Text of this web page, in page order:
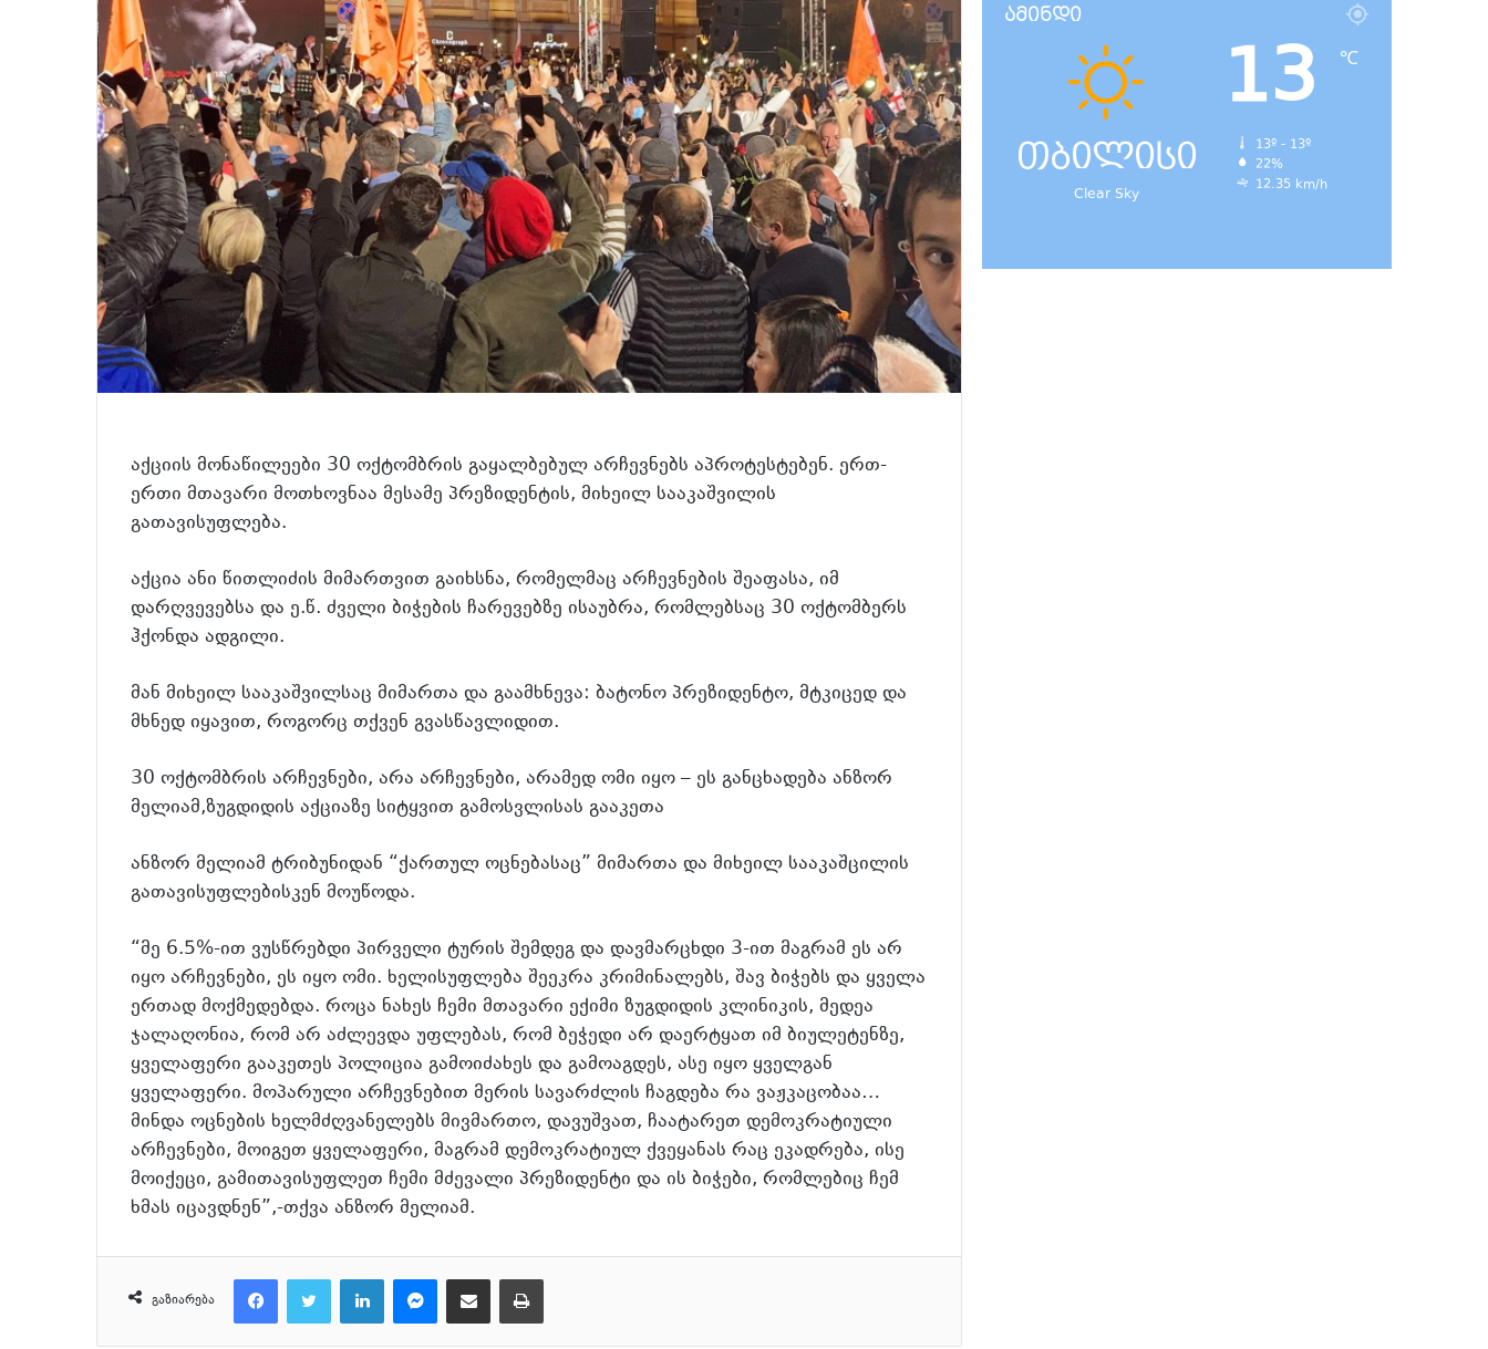
აქციის მონაწილეები 30 ოქტომბრის გაყალბებულ არჩევნებს აპროტესტებენ. ერთ-
ერთი მთავარი მოთხოვნაა მესამე პრეზიდენტის, მიხეილ სააკაშვილის
გათავისუფლება.
აქცია ანი წითლიძის მიმართვით გაიხსნა, რომელმაც არჩევნების შეაფასა, იმ
დარღვევებსა და ე.წ. ძველი ბიჭების ჩარევებზე ისაუბრა, რომლებსაც 30 ოქტომბერს
ჰქონდა ადგილი.
მან მიხეილ სააკაშვილსაც მიმართა და გაამხნევა: ბატონო პრეზიდენტო, მტკიცედ და
მხნედ იყავით, როგორც თქვენ გვასწავლიდით.
30 ოქტომბრის არჩევნები, არა არჩევნები, არამედ ომი იყო – ეს განცხადება ანზორ
მელიამ,ზუგდიდის აქციაზე სიტყვით გამოსვლისას გააკეთა
ანზორ მელიამ ტრიბუნიდან “ქართულ ოცნებასაც” მიმართა და მიხეილ სააკაშცილის
გათავისუფლებისკენ მოუწოდა.
“მე 6.5%-ით ვუსწრებდი პირველი ტურის შემდეგ და დავმარცხდი 3-ით მაგრამ ეს არ
იყო არჩევნები, ეს იყო ომი. ხელისუფლება შეეკრა კრიმინალებს, შავ ბიჭებს და ყველა
ერთად მოქმედებდა. როცა ნახეს ჩემი მთავარი ექიმი ზუგდიდის კლინიკის, მედეა
ჯალაღონია, რომ არ აძლევდა უფლებას, რომ ბეჭედი არ დაერტყათ იმ ბიულეტენზე,
ყველაფერი გააკეთეს პოლიცია გამოიძახეს და გამოაგდეს, ასე იყო ყველგან
ყველაფერი. მოპარული არჩევნებით მერის სავარძლის ჩაგდება რა ვაჟკაცობაა…
მინდა ოცნების ხელმძღვანელებს მივმართო, დავუშვათ, ჩაატარეთ დემოკრატიული
არჩევნები, მოიგეთ ყველაფერი, მაგრამ დემოკრატიულ ქვეყანას რაც ეკადრება, ისე
მოიქეცი, გამითავისუფლეთ ჩემი მძევალი პრეზიდენტი და ის ბიჭები, რომლებიც ჩემ
ხმას იცავდნენ”,-თქვა ანზორ მელიამ.
გაზიარება
ამინდი
თბილისი
Clear Sky
13 ℃
13º - 13º
22%
12.35 km/h